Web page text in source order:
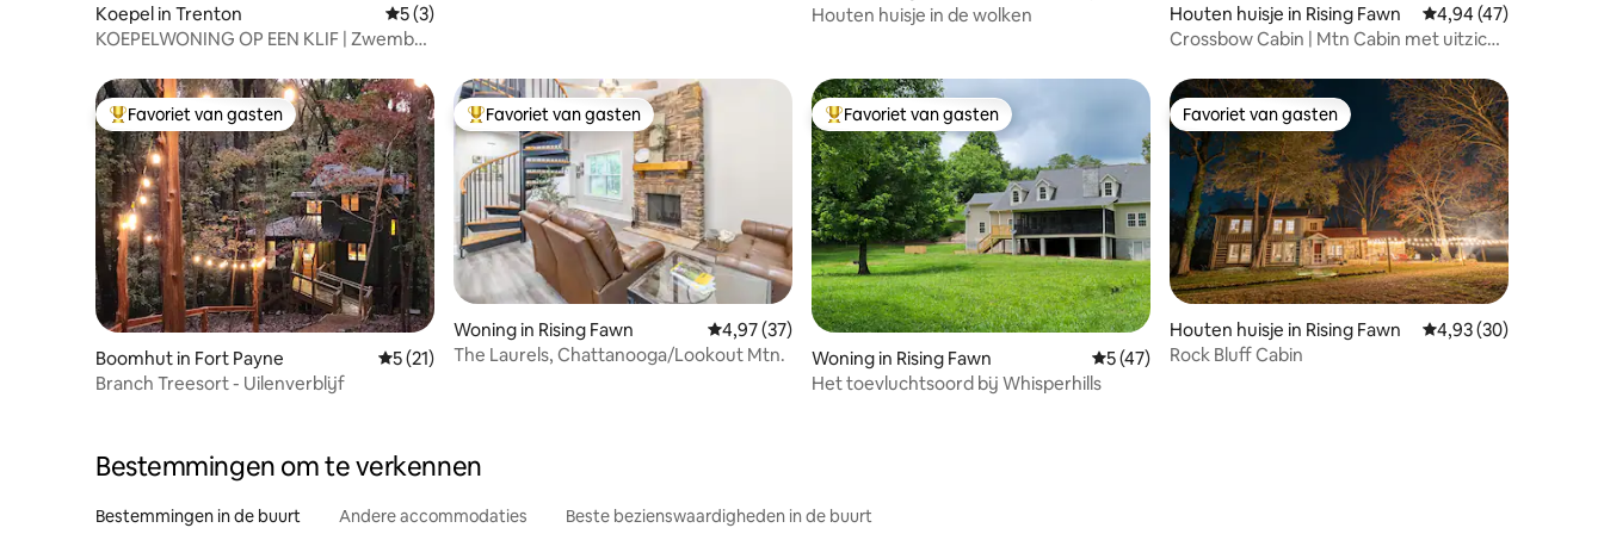
Koepel in Trenton Gemiddelde beoordeling van 5 uit 5, 3 recensies
5 (3)
KOEPELWONING OP EEN KLIF | Zwembad
Houten huisje in de wolken
Houten huisje in Rising Fawn Gemiddelde
4,94 (47)
Crossbow Cabin | Mtn Cabin met uitzicht
Topfavoriet van gasten
Favoriet van gasten
Boomhut in Fort Payne Gemiddelde beoordeling van 5 uit 5, 21 recensies
5 (21)
Branch Treesort - Uilenverblijf
Topfavoriet van gasten
Favoriet van gasten
Woning in Rising Fawn Gemiddelde beoordeling van 4,97 uit 5, 37 recensies
4,97 (37)
The Laurels, Chattanooga/Lookout Mtn.
Topfavoriet van gasten
Favoriet van gasten
Woning in Rising Fawn Gemiddelde beoordeling van 5 uit 5, 47 recensies
5 (47)
Het toevluchtsoord bij Whisperhills
Favoriet van gasten
Favoriet van gasten
Houten huisje in Rising Fawn Gemiddelde
4,93 (30)
Rock Bluff Cabin
Bestemmingen om te verkennen
Bestemmingen in de buurt Andere accommodaties Beste bezienswaardigheden in de buurt